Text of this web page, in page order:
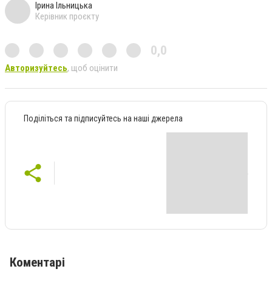
Ірина Ільницька
Керівник проєкту
0,0
Авторизуйтесь, щоб оцінити
Поділіться та підписуйтесь на наші джерела
Коментарі